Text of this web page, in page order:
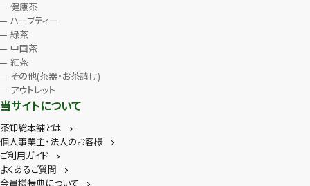
健康茶
ハーブティー
緑茶
中国茶
紅茶
その他(茶器・お茶請け)
アウトレット
当サイトについて
茶卸総本舗とは
個人事業主・法人のお客様
ご利用ガイド
よくあるご質問